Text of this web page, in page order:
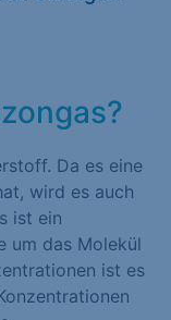
Da es eine
wird es auch
ist ein
um das Molekül
ist es